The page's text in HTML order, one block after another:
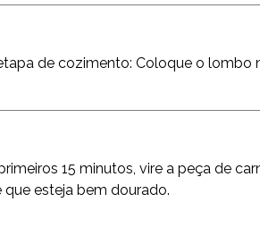
de cozimento: Coloque o lombo
15 minutos, vire a peça de
esteja bem dourado.